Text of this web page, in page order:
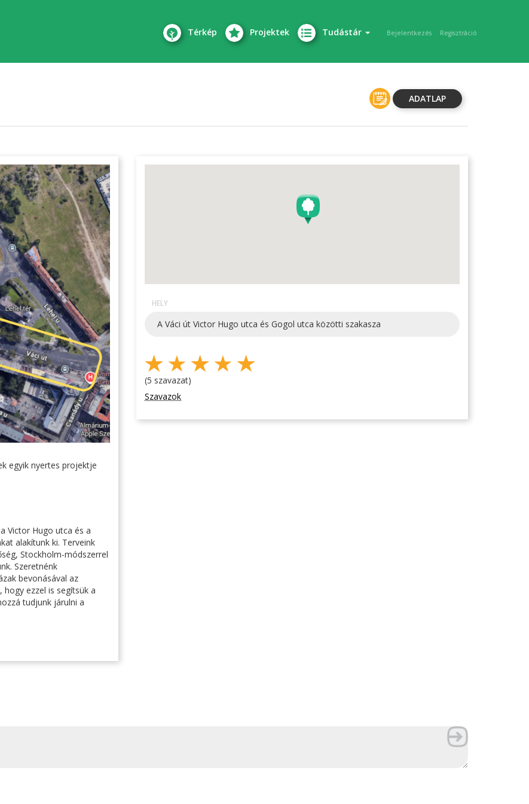
Térkép Projektek Tudástár Bejelentkezés Regisztráció
ADATLAP
egyik nyertes projektje
Victor Hugo utca és a
alakítunk ki. Terveink
Stockholm-módszerrel
Szeretnénk
bevonásával az
ezzel is segítsük a
tudjunk járulni a
HELY
A Váci út Victor Hugo utca és Gogol utca közötti szakasza
(5 szavazat)
Szavazok